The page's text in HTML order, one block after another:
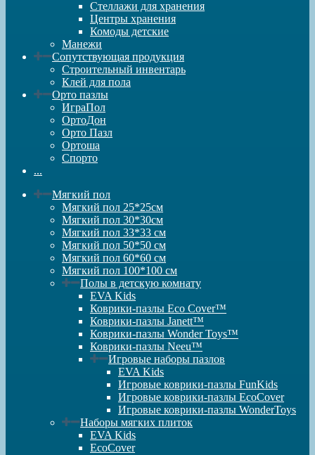
Стеллажи для хранения
Центры хранения
Комоды детские
Манежи
Сопутствующая продукция
Строительный инвентарь
Клей для пола
Орто пазлы
ИграПол
ОртоДон
Орто Пазл
Ортоша
Спорто
...
Мягкий пол
Мягкий пол 25*25см
Мягкий пол 30*30см
Мягкий пол 33*33 см
Мягкий пол 50*50 см
Мягкий пол 60*60 см
Мягкий пол 100*100 см
Полы в детскую комнату
EVA Kids
Коврики-пазлы Eco Cover™
Коврики-пазлы Janett™
Коврики-пазлы Wonder Toys™
Коврики-пазлы Neeu™
Игровые наборы пазлов
EVA Kids
Игровые коврики-пазлы FunKids
Игровые коврики-пазлы EcoCover
Игровые коврики-пазлы WonderToys
Наборы мягких плиток
EVA Kids
EcoCover